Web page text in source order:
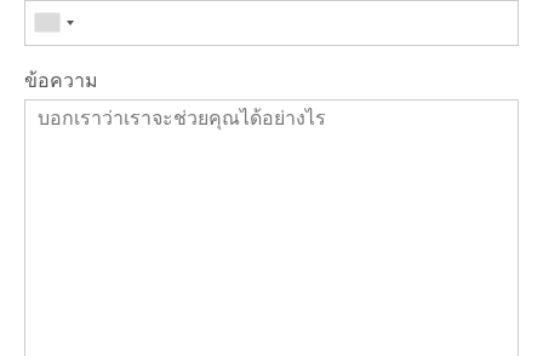
ข้อความ